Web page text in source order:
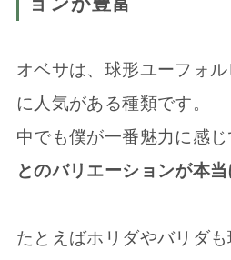
オベサは、球形ユーフォ
に人気がある種類です。
中でも僕が一番魅力に感じ
とのバリエーションが本当
たとえばホリダやバリダ